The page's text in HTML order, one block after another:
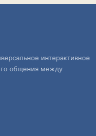
интерактивное
общения между